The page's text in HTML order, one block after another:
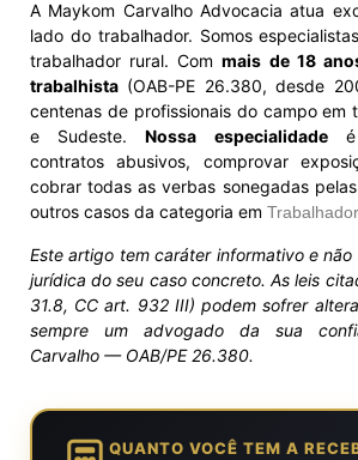
A Maykom Carvalho Advocacia atua
lado do trabalhador. Somos
trabalhador rural. Commais de 18
trabalhista (OAB-PE 26.380, desde
centenas de profissionais do campo em
e Sudeste.Nossa especialidadeé
contratos abusivos, comprovar
cobrar todas as verbas sonegadas
outros casos da categoria em
Este artigo tem caráter informativo e não
jurídica do seu caso concreto. As leis
31.8, CC art. 932 III) podem sofrer
sempre um advogado da sua
Carvalho — OAB/PE 26.380.
QUANTO VOCÊ TEM A